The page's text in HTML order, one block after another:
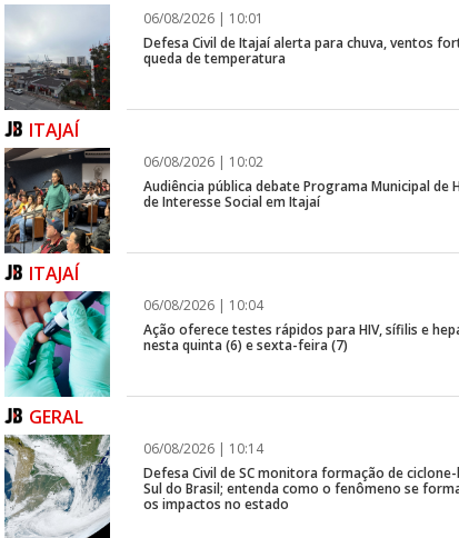
06/08/2026 | 10:01
Defesa Civil de Itajaí alerta para chuva, ventos
queda de temperatura
ITAJAÍ
06/08/2026 | 10:02
Audiência pública debate Programa Municipal de
de Interesse Social em Itajaí
ITAJAÍ
06/08/2026 | 10:04
Ação oferece testes rápidos para HIV, sífilis e
nesta quinta (6) e sexta-feira (7)
GERAL
06/08/2026 | 10:14
Defesa Civil de SC monitora formação de
Sul do Brasil; entenda como o fenômeno se
os impactos no estado